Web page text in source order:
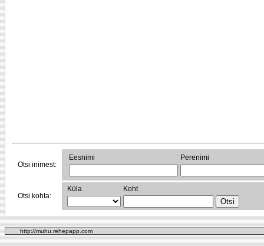
Otsi inimest:
Eesnimi Perenimi
Otsi kohta:
Küla Koht
http://muhu.rehepapp.com